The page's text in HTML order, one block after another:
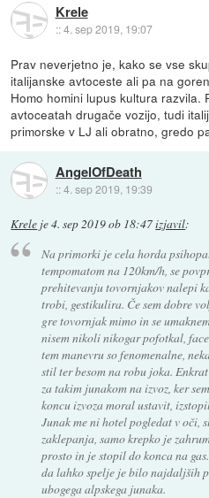
Krele
::4. sep 2019, 19:07
Prav neverjetno je, kako se vse
italijanske avtoceste ali pa na
Homo homini lupus kultura razvila.
avtoceatah drugače vozijo, tudi
primorske v LJ ali obratno, gredo
AngelOfDeath
::4. sep 2019, 19:39
Krele je4. sep 2019 ob 18:47izjavil:
Na primorki je cela horda
tempomatom na 120km/h, se
prehitevanju tovornjakov nalepi
trobi, gestikulira. Če sem dobre
gre tovornjak mimo in se
nisem nikoli nikogar pofotkal,
tem manevru so fenomenalne,
stil ter besom na robu joka.
za takim junakom na izvoz, ker
koncu izvoza moral ustavit,
Junak me ni hotel pogledat v oči,
zaklepanja, samo krepko je
prosto in je stopil do konca na
da lahko spelje je bilo najdaljših
ubogega alpskega junaka.